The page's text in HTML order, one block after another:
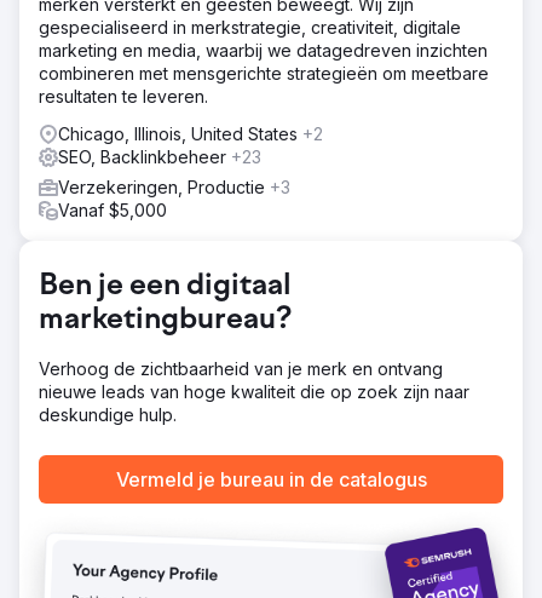
voorbereidden op nationale groei.
Oplossing
Onze strategie was gebaseerd op de beste praktijken
voor lokale SEO. We hebben de website opnieuw
opgebouwd met strikte on-page optimalisatie (schema,
geotargeting) en off-page technieken toegepast om
lokale signalen te verifiëren en vertrouwen op te
bouwen. Om de directe impact te maximaliseren, hebben
we Google Ads en leadautomatisering toegevoegd. Deze
naar de top van het Map Pack heeft gebracht.
Resultaat
de top 3 van het Google Maps-pakket en bekleedt
organische pagina 1-posities voor zijn meest
winstgevende zoekwoorden voor diensten. Het grote
van het werk uit te breiden; we rollen deze beproefde
strategie nu uit naar de rest van het land met de eerste
successen.
Naar bureaupagina
merken versterkt en geesten beweegt. Wij zijn
gespecialiseerd in merkstrategie, creativiteit, digitale
marketing en media, waarbij we datagedreven inzichten
combineren met mensgerichte strategieën om meetbare
resultaten te leveren.
Chicago, Illinois, United States +2
SEO, Backlinkbeheer +23
Verzekeringen, Productie +3
Vanaf $5,000
Ben je een digitaal
marketingbureau?
Verhoog de zichtbaarheid van je merk en ontvang
nieuwe leads van hoge kwaliteit die op zoek zijn naar
deskundige hulp.
Vermeld je bureau in de catalogus